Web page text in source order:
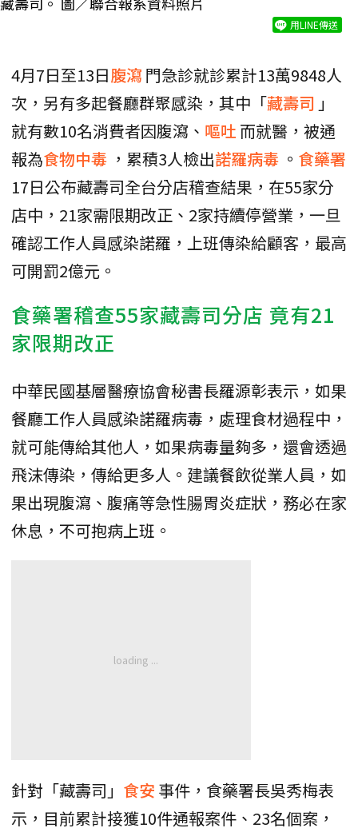
用LINE傳送
4月7日至13日腹瀉 門急診就診累計13萬9848人
次，另有多起餐廳群聚感染，其中「藏壽司 」
就有數10名消費者因腹瀉、 嘔吐而就醫，被通
報為食物中毒 ，累積3人檢出諾羅病毒 。 食藥署
17日公布藏壽司全台分店稽查結果，在55家分
店中，21家需限期改正、2家持續停營業，一旦
確認工作人員感染諾羅，上班傳染給顧客，最高
可開罰2億元。
食藥署稽查55家藏壽司分店 竟有21
家限期改正
中華民國基層醫療協會秘書長羅源彰表示，如果
餐廳工作人員感染諾羅病毒，處理食材過程中，
就可能傳給其他人，如果病毒量夠多，還會透過
飛沫傳染，傳給更多人。建議餐飲從業人員，如
果出現腹瀉、腹痛等急性腸胃炎症狀，務必在家
休息，不可抱病上班。
針對「藏壽司」 食安 事件，食藥署長吳秀梅表
示，目前累計接獲10件通報案件、23名個案，